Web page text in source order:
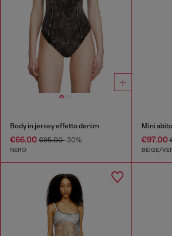
Body in jersey effetto denim
€66.00 €95.00-30%
NERO
€97.00
BEIGE/